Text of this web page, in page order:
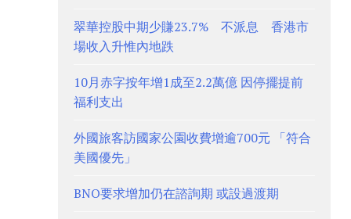
翠華控股中期少賺23.7% 不派息 香港市
場收入升惟內地跌
10月赤字按年增1成至2.2萬億 因停擺提前
福利支出
外國旅客訪國家公園收費增逾700元 「符合
美國優先」
BNO要求增加仍在諮詢期 或設過渡期